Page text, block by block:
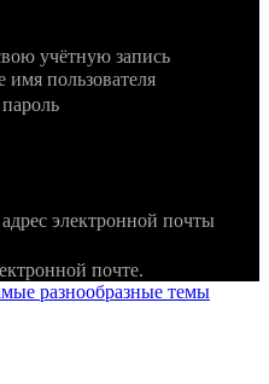
учётную запись
имя пользователя
электронной почты
почте.
разнообразные темы